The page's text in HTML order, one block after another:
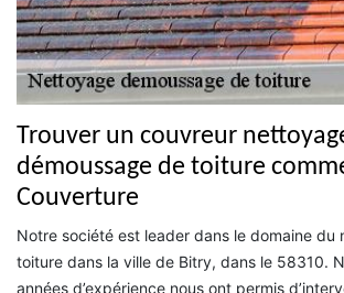
Trouver un couvreur
démoussage de toiture
Couverture
Notre société est leader dans le domaine du
toiture dans la ville de Bitry, dans le 58310.
années d’expérience nous ont permis